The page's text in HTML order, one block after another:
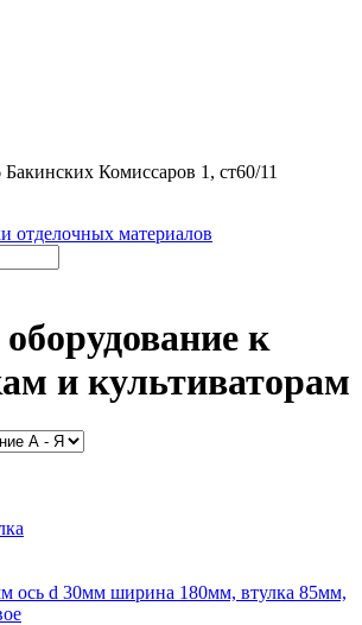
Бакинских Комиссаров 1, ст60/11
к
и культиваторам
ось d 30мм ширина 180мм, втулка 85мм,